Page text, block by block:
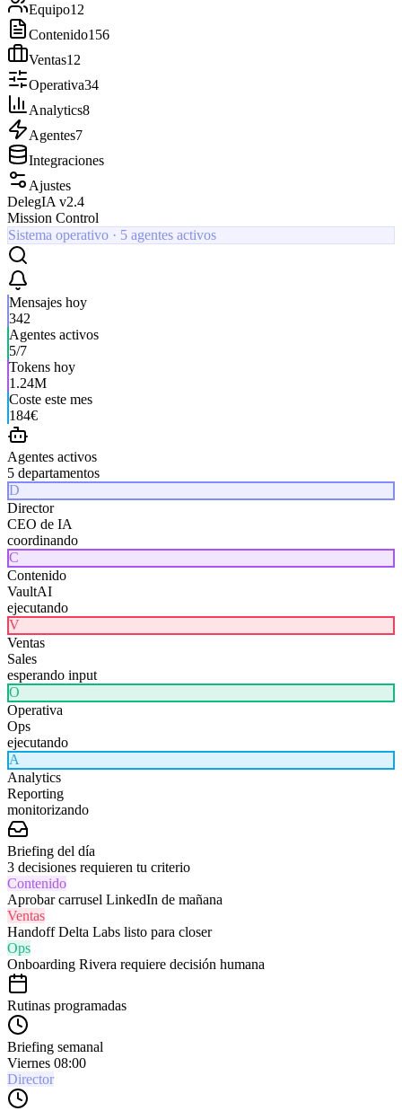
Equipo12
Contenido156
Ventas12
Operativa34
Analytics8
Agentes7
Integraciones
Ajustes
DelegIA v2.4
Mission Control
Sistema operativo · 5 agentes activos
Mensajes hoy
342
Agentes activos
5/7
Tokens hoy
1.24M
Coste este mes
184€
Agentes activos
5 departamentos
D
Director
CEO de IA
coordinando
C
Contenido
VaultAI
ejecutando
V
Ventas
Sales
esperando input
O
Operativa
Ops
ejecutando
A
Analytics
Reporting
monitorizando
Briefing del día
3 decisiones requieren tu criterio
Contenido
Aprobar carrusel LinkedIn de mañana
Ventas
Handoff Delta Labs listo para closer
Ops
Onboarding Rivera requiere decisión humana
Rutinas programadas
Briefing semanal
Viernes 08:00
Director